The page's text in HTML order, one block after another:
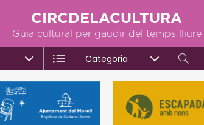
CIRCDELACULTURA
Guia cultural per gaudir del temps lliure
Categoria